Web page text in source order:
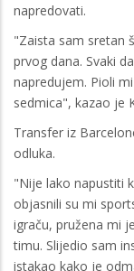
napredovati.
"Zaista sam sretan
prvog dana. Svaki
napredujem. Pioli
sedmica", kazao je
Transfer iz
odluka.
"Nije lako napustiti
objasnili su mi
igraču, pružena mi
timu. Slijedio sam
istakao kako je